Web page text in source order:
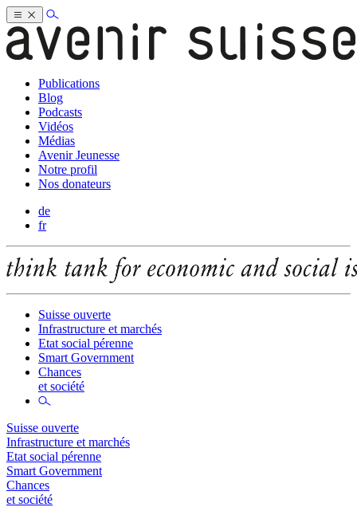
Publications
Blog
Podcasts
Vidéos
Médias
Avenir Jeunesse
Notre profil
Nos donateurs
de
fr
Suisse ouverte
Infrastructure et marchés
Etat social pérenne
Smart Government
Chances
et société
Suisse ouverte
Infrastructure et marchés
Etat social pérenne
Smart Government
Chances
et société